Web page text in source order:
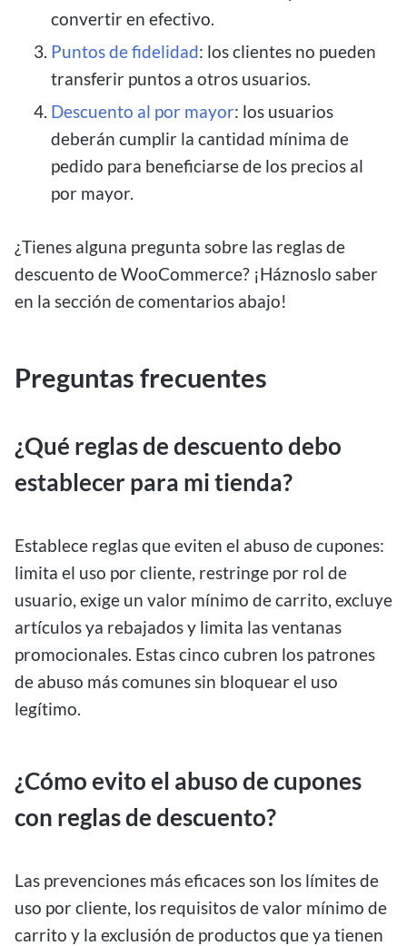
convertir en efectivo.
Puntos de fidelidad: los clientes no pueden
transferir puntos a otros usuarios.
Descuento al por mayor: los usuarios
deberán cumplir la cantidad mínima de
pedido para beneficiarse de los precios al
por mayor.
¿Tienes alguna pregunta sobre las reglas de
descuento de WooCommerce? ¡Háznoslo saber
en la sección de comentarios abajo!
Preguntas frecuentes
¿Qué reglas de descuento debo
establecer para mi tienda?
Establece reglas que eviten el abuso de cupones:
limita el uso por cliente, restringe por rol de
usuario, exige un valor mínimo de carrito, excluye
artículos ya rebajados y limita las ventanas
promocionales. Estas cinco cubren los patrones
de abuso más comunes sin bloquear el uso
legítimo.
¿Cómo evito el abuso de cupones
con reglas de descuento?
Las prevenciones más eficaces son los límites de
uso por cliente, los requisitos de valor mínimo de
carrito y la exclusión de productos que ya tienen